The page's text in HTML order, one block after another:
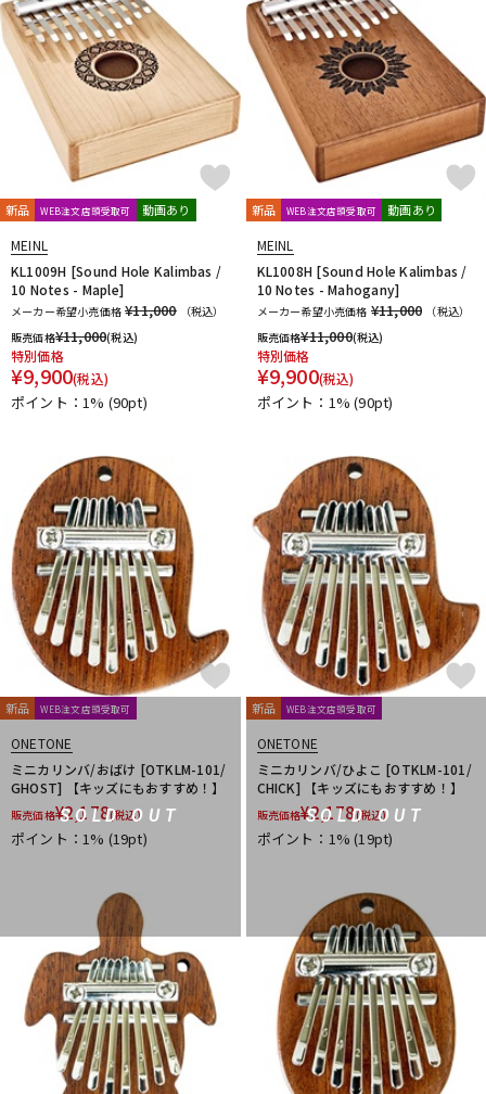
新品 WEB注文店頭受取可 動画あり
MEINL
KL1009H [Sound Hole Kalimbas /
10 Notes - Maple]
メーカー希望小売価格 ¥11,000
（税込）
販売価格¥11,000(税込)
特別価格
¥9,900(税込)
ポイント：1% (90pt)
新品 WEB注文店頭受取可 動画あり
MEINL
KL1008H [Sound Hole Kalimbas /
10 Notes - Mahogany]
メーカー希望小売価格 ¥11,000
（税込）
販売価格¥11,000(税込)
特別価格
¥9,900(税込)
ポイント：1%(90pt)
SOLD OUT
新品 WEB注文店頭受取可
ONETONE
ミニカリンバ/おばけ [OTKLM-101/
GHOST] 【キッズにもおすすめ！】
販売価格¥2,178(税込)
ポイント：1% (19pt)
SOLD OUT
新品 WEB注文店頭受取可
ONETONE
ミニカリンバ/ひよこ [OTKLM-101/
CHICK] 【キッズにもおすすめ！】
販売価格¥2,178(税込)
ポイント：1%(19pt)